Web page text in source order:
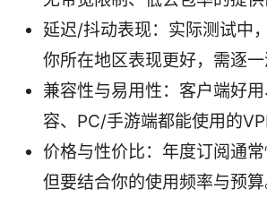
延迟/抖动表现：实际测试中
你所在地区表现更好，需逐一
兼容性与易用性：客户端好
容、PC/手游端都能使用的
价格与性价比：年度订阅通常
但要结合你的使用频率与预算